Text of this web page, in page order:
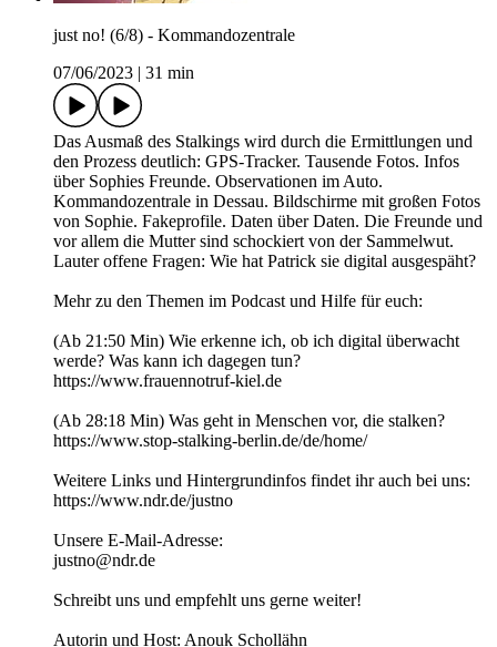
just no! (6/8) - Kommandozentrale
07/06/2023
31 min
Das Ausmaß des Stalkings wird durch die Ermittlungen und
den Prozess deutlich: GPS-Tracker. Tausende Fotos. Infos
über Sophies Freunde. Observationen im Auto.
Kommandozentrale in Dessau. Bildschirme mit großen Fotos
von Sophie. Fakeprofile. Daten über Daten. Die Freunde und
vor allem die Mutter sind schockiert von der Sammelwut.
Lauter offene Fragen: Wie hat Patrick sie digital ausgespäht?
Mehr zu den Themen im Podcast und Hilfe für euch:
(Ab 21:50 Min) Wie erkenne ich, ob ich digital überwacht
werde? Was kann ich dagegen tun?
https://www.frauennotruf-kiel.de
(Ab 28:18 Min) Was geht in Menschen vor, die stalken?
https://www.stop-stalking-berlin.de/de/home/
Weitere Links und Hintergrundinfos findet ihr auch bei uns:
https://www.ndr.de/justno
Unsere E-Mail-Adresse:
justno@ndr.de
Schreibt uns und empfehlt uns gerne weiter!
Autorin und Host: Anouk Schollähn